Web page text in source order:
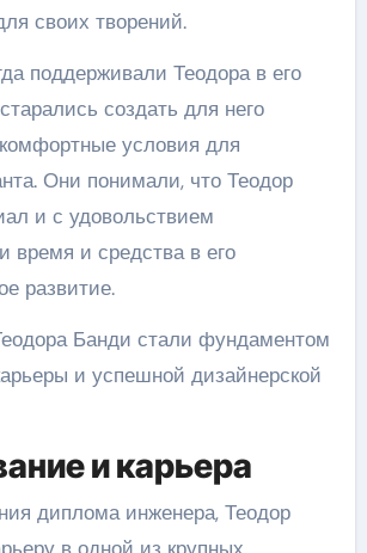
своих творений.
поддерживали Теодора в его
создать для него
условия для
Они понимали, что Теодор
и с удовольствием
время и средства в его
развитие.
Банди стали фундаментом
и успешной дизайнерской
и карьера
диплома инженера, Теодор